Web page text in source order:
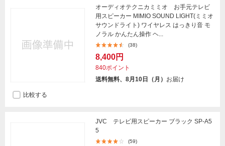
オーディオテクニカミミオ お手元テレビ
用スピーカー MIMIO SOUND LIGHT(ミミオ
サウンドライト) ワイヤレス はっきり音 モ
ノラル かんたん操作 ヘ...
(38)
8,400円
840ポイント
送料無料、8月10日（月） お届け
比較する
JVC テレビ用スピーカー ブラック SP-A5
5
(59)